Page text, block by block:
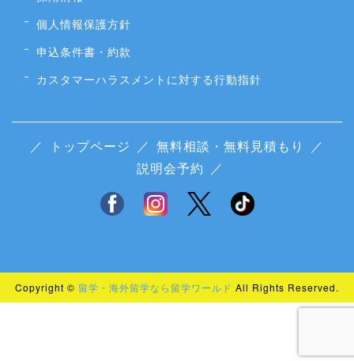
個人情報保護方針
申込条件書・約款
カスタマーハラスメントに対する行動指針
／ トップページ ／ 無料相談・無料見積もり
／
説明会予約 ／
Copyright © 留学・海外留学なら留学ワールド All Rights Reserved.